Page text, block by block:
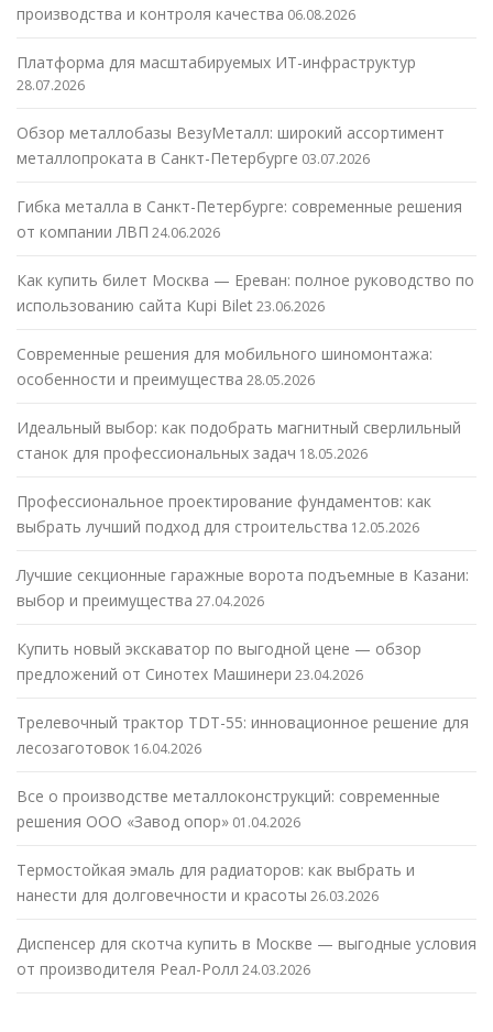
производства и контроля качества 06.08.2026
Платформа для масштабируемых ИТ-инфраструктур
28.07.2026
Обзор металлобазы ВезуМеталл: широкий ассортимент
металлопроката в Санкт-Петербурге 03.07.2026
Гибка металла в Санкт-Петербурге: современные решения
от компании ЛВП 24.06.2026
Как купить билет Москва — Ереван: полное руководство по
использованию сайта Kupi Bilet23.06.2026
Современные решения для мобильного шиномонтажа:
особенности и преимущества 28.05.2026
Идеальный выбор: как подобрать магнитный сверлильный
станок для профессиональных задач 18.05.2026
Профессиональное проектирование фундаментов: как
выбрать лучший подход для строительства 12.05.2026
Лучшие секционные гаражные ворота подъемные в Казани:
выбор и преимущества 27.04.2026
Купить новый экскаватор по выгодной цене — обзор
предложений от Синотех Машинери 23.04.2026
Трелевочный трактор TDT-55: инновационное решение для
лесозаготовок 16.04.2026
Все о производстве металлоконструкций: современные
решения ООО «Завод опор» 01.04.2026
Термостойкая эмаль для радиаторов: как выбрать и
нанести для долговечности и красоты 26.03.2026
Диспенсер для скотча купить в Москве — выгодные условия
от производителя Реал-Ролл 24.03.2026